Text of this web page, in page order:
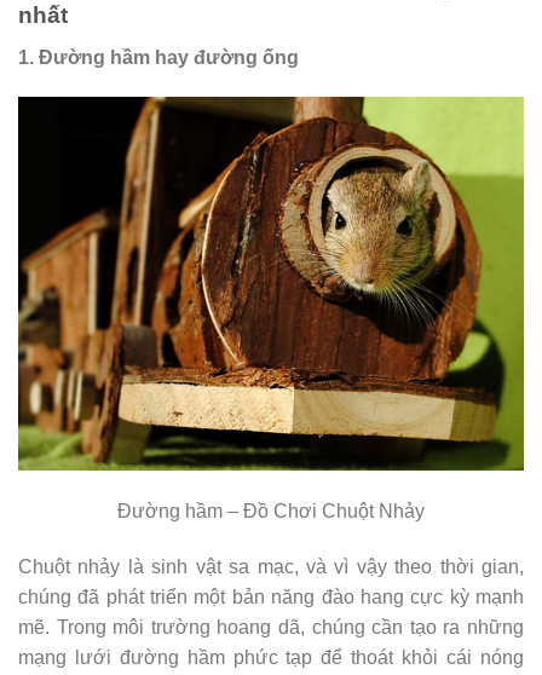
nhất
1. Đường hầm hay đường ống
Đường hầm – Đồ Chơi Chuột Nhảy
Chuột nhảy là sinh vật sa mạc, và vì vậy theo thời gian,
chúng đã phát triển một bản năng đào hang cực kỳ mạnh
mẽ. Trong môi trường hoang dã, chúng cần tạo ra những
mạng lưới đường hầm phức tạp để thoát khỏi cái nóng